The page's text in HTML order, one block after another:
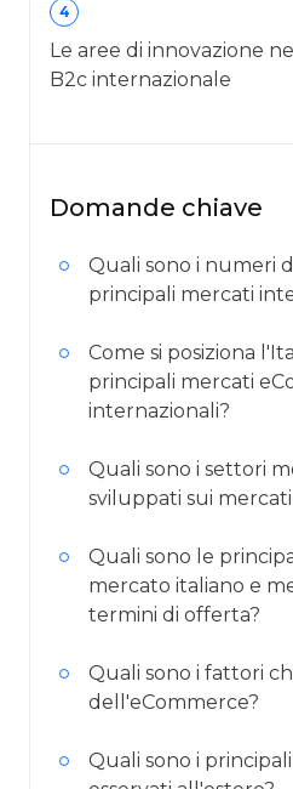
4
Le aree di innovazione
B2c internazionale
Domande chiave
Quali sono i numeri
principali mercati
Come si posiziona
principali mercati
internazionali?
Quali sono i settori
sviluppati sui
Quali sono le
mercato italiano e
termini di offerta?
Quali sono i fattori
dell'eCommerce?
Quali sono i